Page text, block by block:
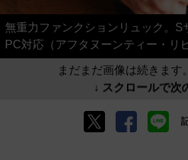
無重力ファンクションリュック。S
PC対応（アフタヌーンティー・リ
まだまだ画像は続きます
↓ スクロールで次